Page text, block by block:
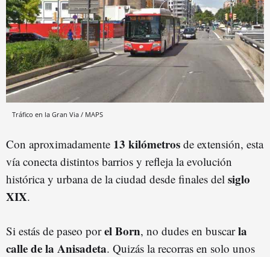
Tráfico en la Gran Via / MAPS
Con aproximadamente 13 kilómetros de extensión, esta
vía conecta distintos barrios y refleja la evolución
histórica y urbana de la ciudad desde finales del siglo
XIX.
Si estás de paseo porel Born, no dudes en buscarla
calle de la Anisadeta. Quizás la recorras en solo unos